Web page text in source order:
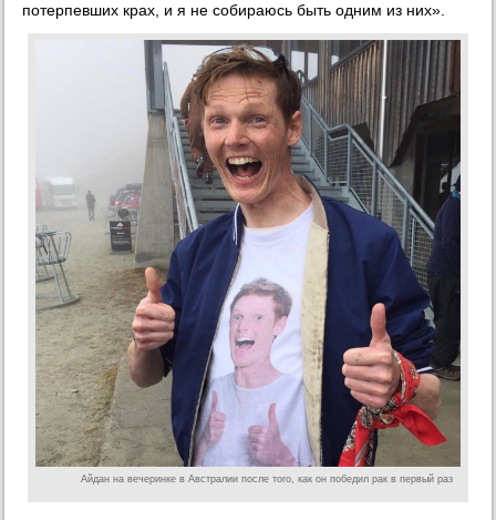
потерпевших крах, и я не собираюсь быть одним из них».
Айдан на вечеринке в Австралии после того, как он победил рак в первый раз